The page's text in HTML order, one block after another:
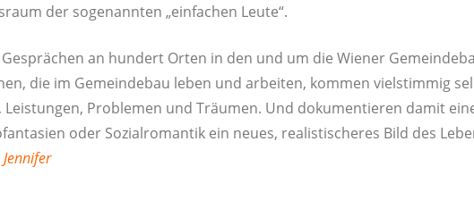
der soge­nann­ten „ein­fa­chen Leute“.
an hun­dert Orten in den und um die Wie­ner
die im Gemein­de­bau leben und arbei­ten, kom­men viel­stim­mig
Leis­tun­gen, Pro­ble­men und Träu­men. Und doku­men­tie­ren damit
oder Sozi­al­ro­man­tik ein neu­es, rea­lis­ti­sche­res Bild des
Jen­ni­fer